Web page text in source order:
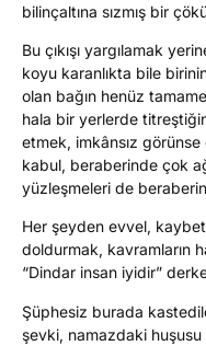
bilinçaltına sızmış bir
Bu çıkışı yargılamak
koyu karanlıkta bile
olan bağın henüz
hala bir yerlerde
etmek, imkânsız görünse
kabul, beraberinde çok
yüzleşmeleri de
Her şeyden evvel,
doldurmak, kavramların
“Dindar insan iyidir”
Şüphesiz burada
şevki, namazdaki